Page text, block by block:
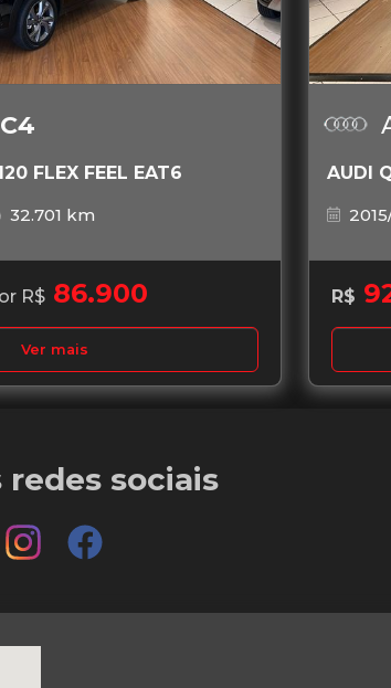
C4
FLEX FEEL EAT6
32.701 km
R$ 86.900
Ver mais
AUDI
R$
redes sociais